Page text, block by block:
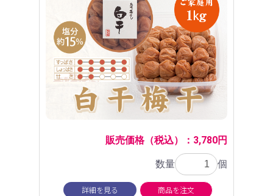
販売価格（税込）：3,780円
数量 個
詳細を見る 商品を注文